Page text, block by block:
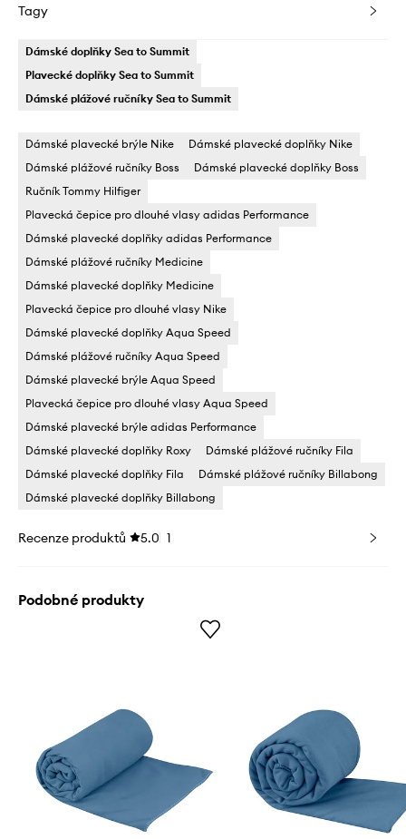
Tagy
Dámské doplňky Sea to Summit
Plavecké doplňky Sea to Summit
Dámské plážové ručníky Sea to Summit
Dámské plavecké brýle Nike
Dámské plavecké doplňky Nike
Dámské plážové ručníky Boss
Dámské plavecké doplňky Boss
Ručník Tommy Hilfiger
Plavecká čepice pro dlouhé vlasy adidas Performance
Dámské plavecké doplňky adidas Performance
Dámské plážové ručníky Medicine
Dámské plavecké doplňky Medicine
Plavecká čepice pro dlouhé vlasy Nike
Dámské plavecké doplňky Aqua Speed
Dámské plážové ručníky Aqua Speed
Dámské plavecké brýle Aqua Speed
Plavecká čepice pro dlouhé vlasy Aqua Speed
Dámské plavecké brýle adidas Performance
Dámské plavecké doplňky Roxy
Dámské plážové ručníky Fila
Dámské plavecké doplňky Fila
Dámské plážové ručníky Billabong
Dámské plavecké doplňky Billabong
Recenze produktů 5.0 1
Podobné produkty